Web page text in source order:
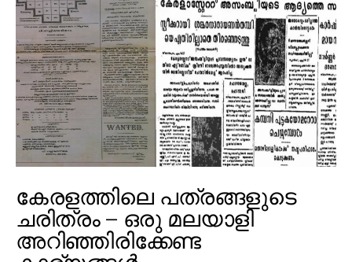
കേരളത്തിലെ പത്രങ്ങളുടെ
ചരിത്രം – ഒരു മലയാളി
അറിഞ്ഞിരിക്കേണ്ട